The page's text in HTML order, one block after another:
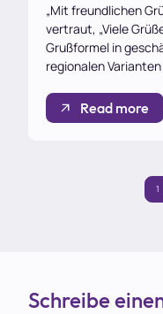
„Mit freundlichen
vertraut, „Viele
Grußformel in
regionalen
Read more
1
Schreibe